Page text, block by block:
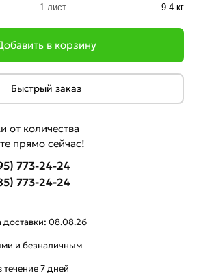
08.08.26
и безналичным
течение 7 дней
1 лист
9.4 кг
в корзину
Быстрый заказ
от количества
прямо сейчас!
773-24-24
773-24-24